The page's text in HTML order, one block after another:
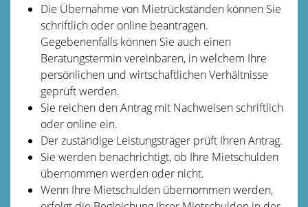
Die Übernahme von Mietrückständen können Sie
schriftlich oder online beantragen.
Gegebenenfalls können Sie auch einen
Beratungstermin vereinbaren, in welchem Ihre
persönlichen und wirtschaftlichen Verhältnisse
geprüft werden.
Sie reichen den Antrag mit Nachweisen schriftlich
oder online ein.
Der zuständige Leistungsträger prüft Ihren Antrag.
Sie werden benachrichtigt, ob Ihre Mietschulden
übernommen werden oder nicht.
Wenn Ihre Mietschulden übernommen werden,